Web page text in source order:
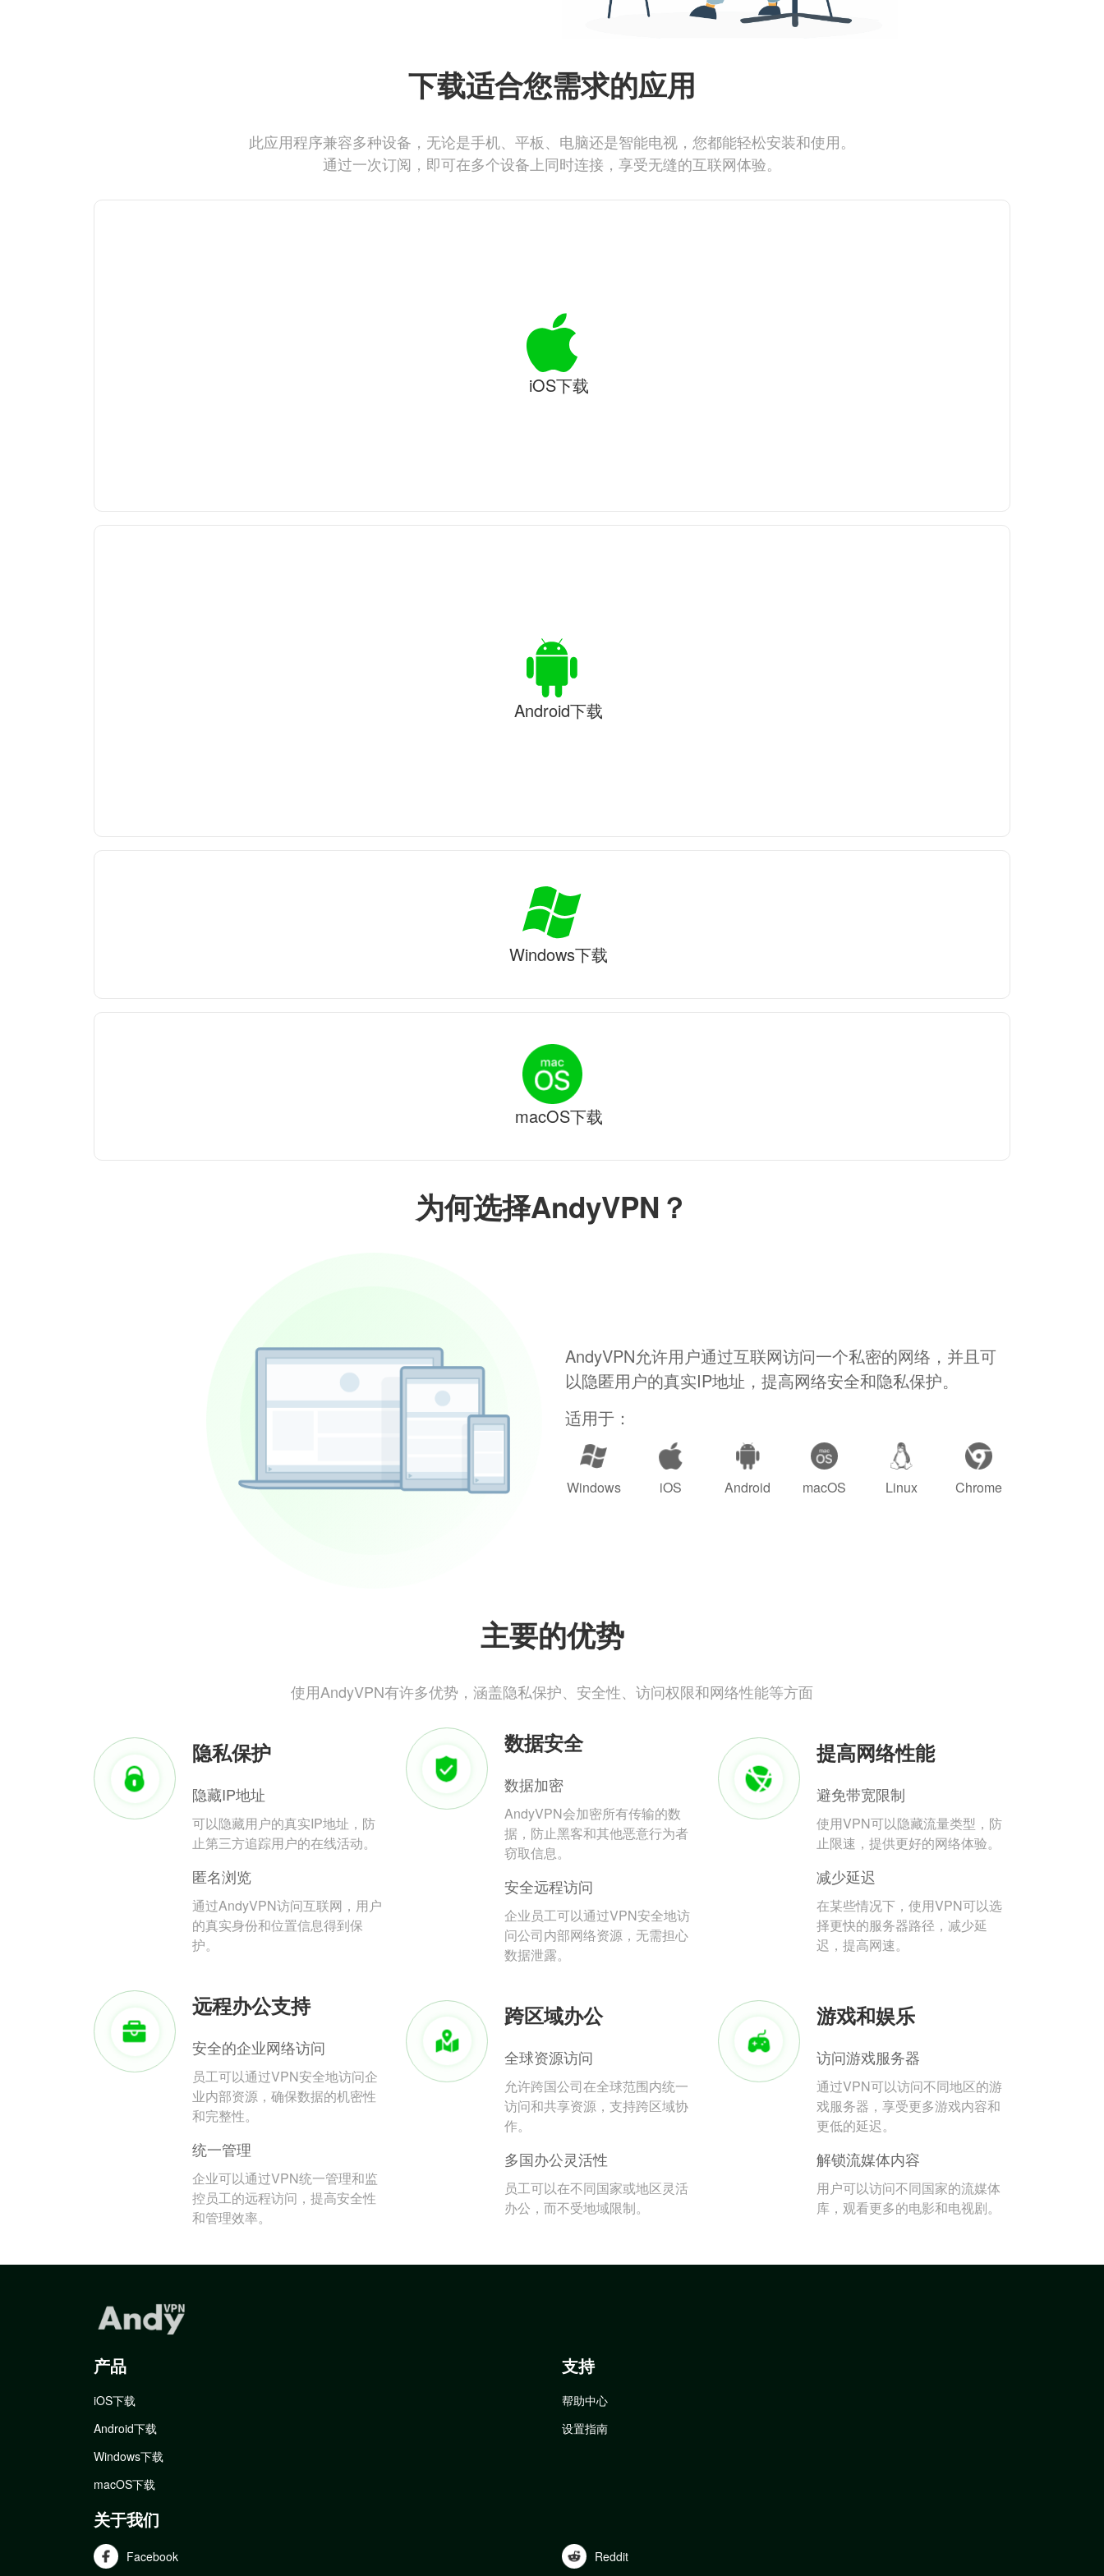
为何选择AndyVPN？
AndyVPN允许用户通过互联网访问一个私密的网络，并且可
以隐匿用户的真实IP地址，提高网络安全和隐私保护。
适用于：
Windows iOS Android macOS Linux Chrome
主要的优势
使用AndyVPN有许多优势，涵盖隐私保护、安全性、访问权限和网络性能等方面
隐私保护
隐藏IP地址
可以隐藏用户的真实IP地址，防
止第三方追踪用户的在线活动。
匿名浏览
通过AndyVPN访问互联网，用户
的真实身份和位置信息得到保
护。
数据安全
数据加密
AndyVPN会加密所有传输的数
据，防止黑客和其他恶意行为者
窃取信息。
安全远程访问
企业员工可以通过VPN安全地访
问公司内部网络资源，无需担心
数据泄露。
提高网络性能
避免带宽限制
使用VPN可以隐藏流量类型，防
止限速，提供更好的网络体验。
减少延迟
在某些情况下，使用VPN可以选
择更快的服务器路径，减少延
迟，提高网速。
远程办公支持
安全的企业网络访问
员工可以通过VPN安全地访问企
业内部资源，确保数据的机密性
和完整性。
统一管理
企业可以通过VPN统一管理和监
控员工的远程访问，提高安全性
和管理效率。
跨区域办公
全球资源访问
允许跨国公司在全球范围内统一
访问和共享资源，支持跨区域协
作。
多国办公灵活性
员工可以在不同国家或地区灵活
办公，而不受地域限制。
游戏和娱乐
访问游戏服务器
通过VPN可以访问不同地区的游
戏服务器，享受更多游戏内容和
更低的延迟。
解锁流媒体内容
用户可以访问不同国家的流媒体
库，观看更多的电影和电视剧。
下载适合您需求的应用
此应用程序兼容多种设备，无论是手机、平板、电脑还是智能电视，您都能轻松安装和使用。
通过一次订阅，即可在多个设备上同时连接，享受无缝的互联网体验。
iOS下载
Android下载
Windows下载
macOS下载
产品
iOS下载
Android下载
Windows下载
macOS下载
支持
帮助中心
设置指南
关于我们
Facebook Reddit